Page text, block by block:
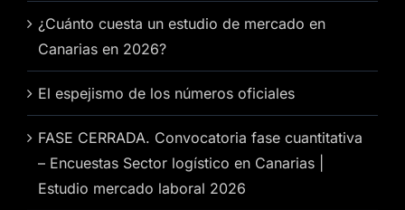
¿Cuánto cuesta un estudio de mercado en
Canarias en 2026?
El espejismo de los números oficiales
FASE CERRADA. Convocatoria fase cuantitativa
– Encuestas Sector logístico en Canarias |
Estudio mercado laboral 2026